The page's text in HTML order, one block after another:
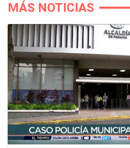
MÁS NOTICIAS